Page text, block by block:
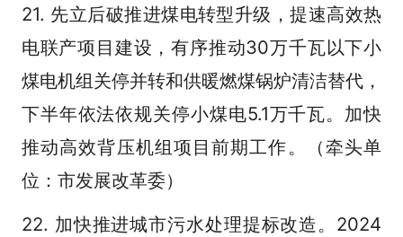
21. 先立后破推进煤电转型升级，提速高效热
电联产项目建设，有序推动30万千瓦以下小
煤电机组关停并转和供暖燃煤锅炉清洁替代，
下半年依法依规关停小煤电5.1万千瓦。加快
推动高效背压机组项目前期工作。（牵头单
位：市发展改革委）
22. 加快推进城市污水处理提标改造。2024